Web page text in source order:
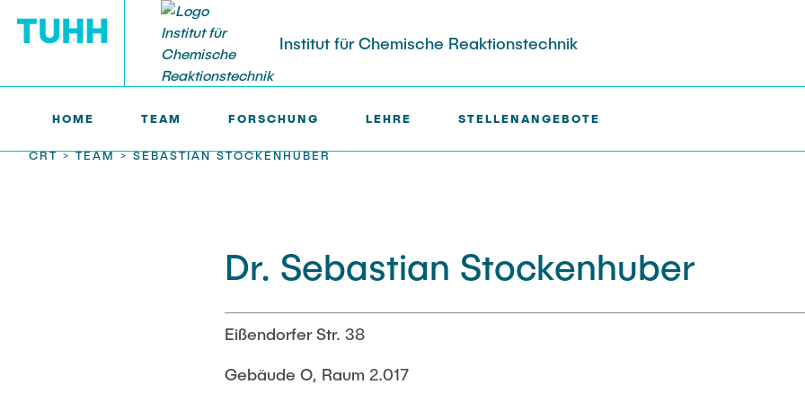
Institut für Chemische Reaktionstechnik
HOME TEAM FORSCHUNG LEHRE STELLENANGEBOTE
CRT >TEAM >SEBASTIAN STOCKENHUBER
Dr. Sebastian Stockenhuber
Eißendorfer Str. 38
Gebäude O, Raum 2.017